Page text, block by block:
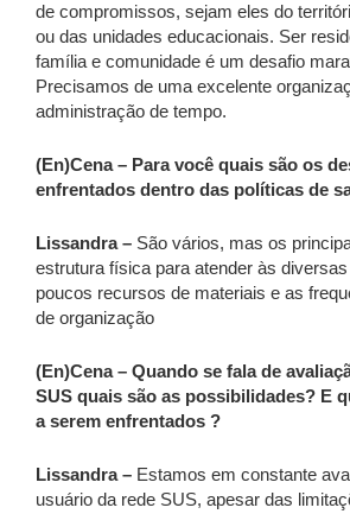
de compromissos, sejam eles do
ou das unidades educacionais. Ser
família e comunidade é um desafio
Precisamos de uma excelente
administração de tempo.
(En)Cena – Para você quais são os
enfrentados dentro das políticas de
Lissandra – São vários, mas os
estrutura física para atender às
poucos recursos de materiais e as
de organização
(En)Cena – Quando se fala de
SUS quais são as possibilidades? E
a serem enfrentados ?
Lissandra – Estamos em constante
usuário da rede SUS, apesar das